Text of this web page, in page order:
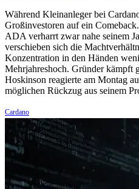
Während Kleinanleger bei
Großinvestoren auf ein
ADA verharrt zwar nahe seinem
verschieben sich die
Konzentration in den Händen
Mehrjahreshoch. Gründer kämpft
Hoskinson reagierte am Montag
möglichen Rückzug aus seinem
Cardano